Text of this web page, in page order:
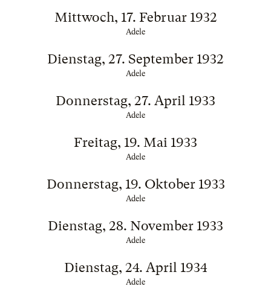
Mittwoch, 17. Februar 1932
Adele
Dienstag, 27. September 1932
Adele
Donnerstag, 27. April 1933
Adele
Freitag, 19. Mai 1933
Adele
Donnerstag, 19. Oktober 1933
Adele
Dienstag, 28. November 1933
Adele
Dienstag, 24. April 1934
Adele